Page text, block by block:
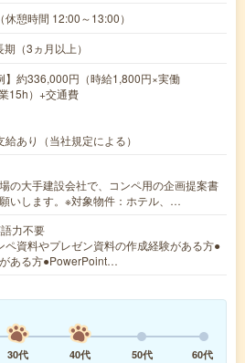
憩時間 12:00～13:00）
（3ヵ月以上）
】約336,000円（時給1,800円×実働
15h）+交通費
あり（当社規定による）
の大手建設会社で、コンペ用の企画提案書
いします。※対象物件：ホテル、…
力不要
ペ資料やプレゼン資料の作成経験がある方●
ある方●PowerPoint…
30代 40代 50代
60代